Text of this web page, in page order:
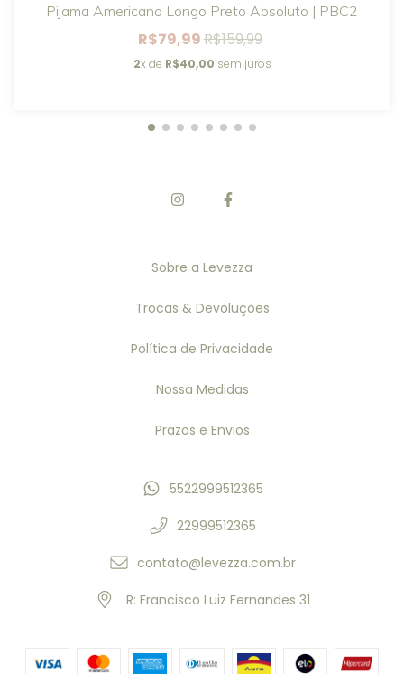
Pijama Americano Longo Preto Absoluto | PBC2
R$79,99R$159,99
2x de R$40,00 sem juros
Sobre a Levezza
Trocas & Devoluções
Política de Privacidade
Nossa Medidas
Prazos e Envios
5522999512365
22999512365
contato@levezza.com.br
R: Francisco Luiz Fernandes 31